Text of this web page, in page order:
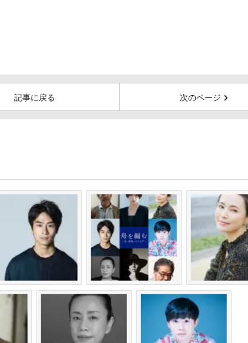
記事に戻る 次のページ